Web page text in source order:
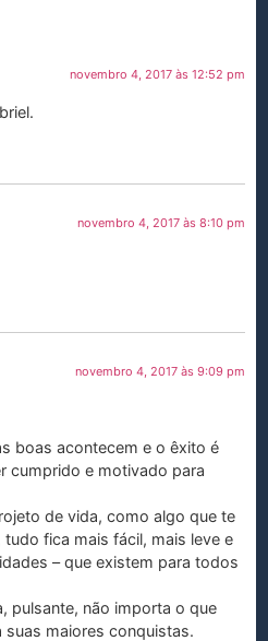
novembro 4, 2017 às 12:52 pm
novembro 4, 2017 às 8:10 pm
novembro 4, 2017 às 9:09 pm
boas acontecem e o êxito é
cumprido e motivado para
de vida, como algo que te
fica mais fácil, mais leve e
– que existem para todos
pulsante, não importa o que
maiores conquistas.